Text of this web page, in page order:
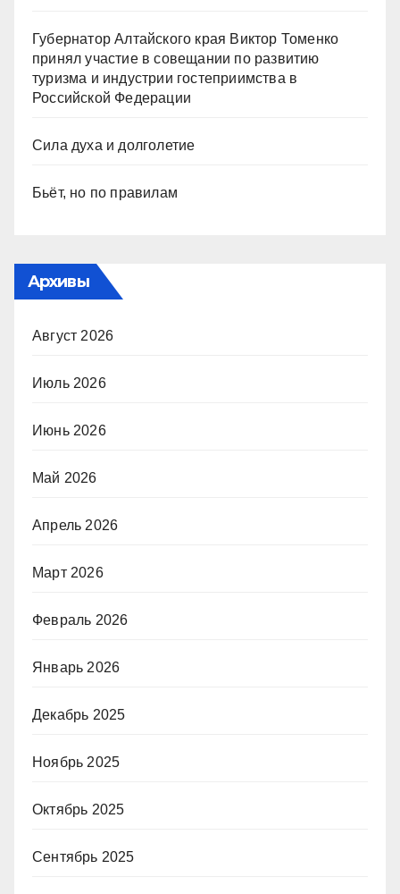
Губернатор Алтайского края Виктор Томенко
принял участие в совещании по развитию
туризма и индустрии гостеприимства в
Российской Федерации
Сила духа и долголетие
Бьёт, но по правилам
Архивы
Август 2026
Июль 2026
Июнь 2026
Май 2026
Апрель 2026
Март 2026
Февраль 2026
Январь 2026
Декабрь 2025
Ноябрь 2025
Октябрь 2025
Сентябрь 2025